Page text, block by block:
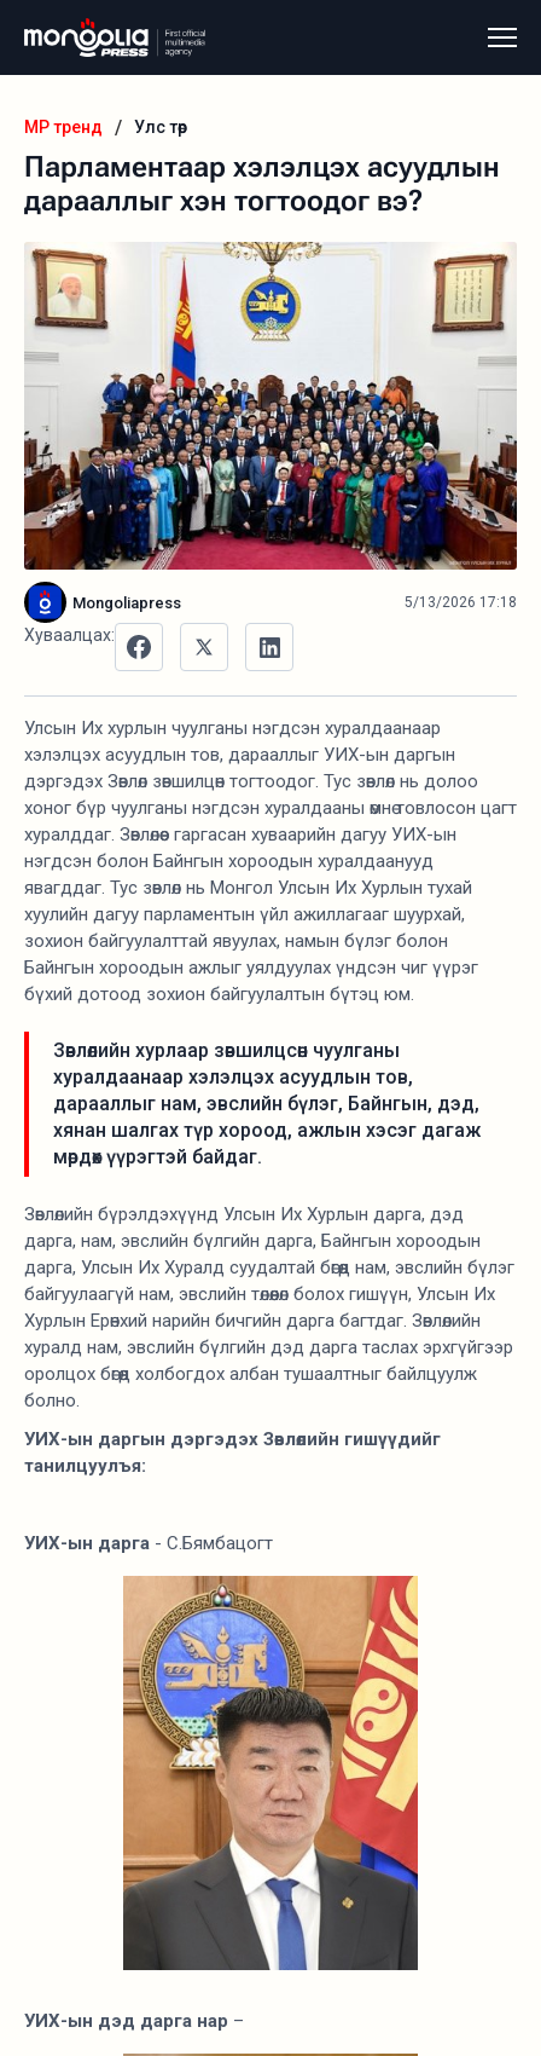
MP тренд / Улс төр
Парламентаар хэлэлцэх асуудлын
дарааллыг хэн тогтоодог вэ?
Mongoliapress 5/13/2026 17:18
Хуваалцах:
Улсын Их хурлын чуулганы нэгдсэн хуралдаанаар
хэлэлцэх асуудлын тов, дарааллыг УИХ-ын даргын
дэргэдэх Зөвлөл зөвшилцөн тогтоодог. Тус зөвлөл нь долоо
хоног бүр чуулганы нэгдсэн хуралдааны өмнө товлосон цагт
хуралддаг. Зөвлөлөөс гаргасан хуваарийн дагуу УИХ-ын
нэгдсэн болон Байнгын хороодын хуралдаанууд
явагддаг. Тус зөвлөл нь Монгол Улсын Их Хурлын тухай
хуулийн дагуу парламентын үйл ажиллагааг шуурхай,
зохион байгуулалттай явуулах, намын бүлэг болон
Байнгын хороодын ажлыг уялдуулах үндсэн чиг үүрэг
бүхий дотоод зохион байгуулалтын бүтэц юм.
Зөвлөлийн хурлаар зөвшилцсөн чуулганы
хуралдаанаар хэлэлцэх асуудлын тов,
дарааллыг нам, эвслийн бүлэг, Байнгын, дэд,
хянан шалгах түр хороод, ажлын хэсэг дагаж
мөрдөх үүрэгтэй байдаг.
Зөвлөлийн бүрэлдэхүүнд Улсын Их Хурлын дарга, дэд
дарга, нам, эвслийн бүлгийн дарга, Байнгын хороодын
дарга, Улсын Их Хуралд суудалтай бөгөөд нам, эвслийн бүлэг
байгуулаагүй нам, эвслийн төлөөлөл болох гишүүн, Улсын Их
Хурлын Ерөнхий нарийн бичгийн дарга багтдаг. Зөвлөлийн
хуралд нам, эвслийн бүлгийн дэд дарга таслах эрхгүйгээр
оролцох бөгөөд холбогдох албан тушаалтныг байлцуулж
болно.
УИХ-ын даргын дэргэдэх Зөвлөлийн гишүүдийг
танилцуулъя:
УИХ-ын дарга - С.Бямбацогт
УИХ-ын дэд дарга нар –